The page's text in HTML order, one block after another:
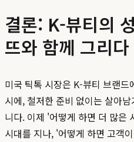
결론: K-뷰티의
뜨와 함께 그리다
미국 틱톡 시장은 K-뷰티 브랜
시에, 철저한 준비 없이는 살아
니다. 이제 '어떻게 하면 더 많은
시대를 지나, '어떻게 하면 고객